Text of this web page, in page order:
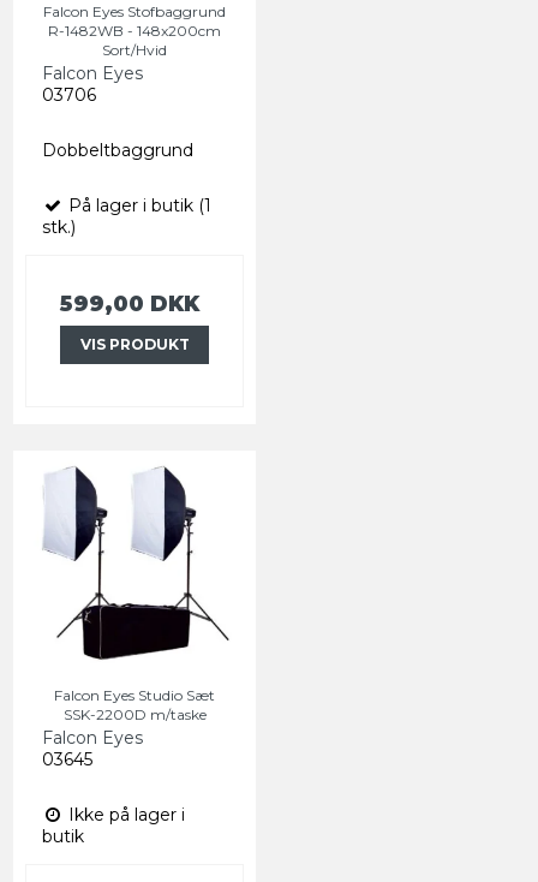
Falcon Eyes Stofbaggrund
R-1482WB - 148x200cm
Sort/Hvid
Falcon Eyes
03706
Dobbeltbaggrund
På lager i butik (1
stk.)
599,00 DKK
VIS PRODUKT
Falcon Eyes Studio Sæt
SSK-2200D m/taske
Falcon Eyes
03645
Ikke på lager i
butik